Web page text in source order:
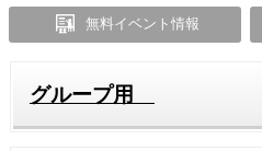
無料イベント情報
グループ用